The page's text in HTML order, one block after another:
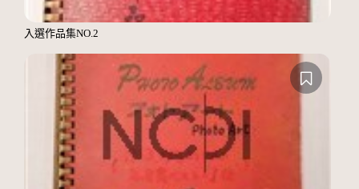
入選作品集NO.2